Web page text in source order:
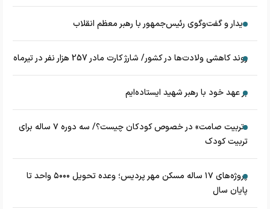
دیدار و گفت‌وگوی رئیس‌جمهور با رهبر معظم انقلاب
روند کاهشی ولادت‌ها در کشور/ شارژ کارت مادر 257 هزار نفر در تیرماه
بر عهد خود با رهبر شهید ایستاده‌ایم
«تربیت صامت» در خصوص کودکان چیست؟/ سه دوره ۷ ساله برای
تربیت کودک
پروژه‌های ۱۷ ساله مسکن مهر پردیس؛ وعده تحویل ۵۰۰۰ واحد تا
پایان سال